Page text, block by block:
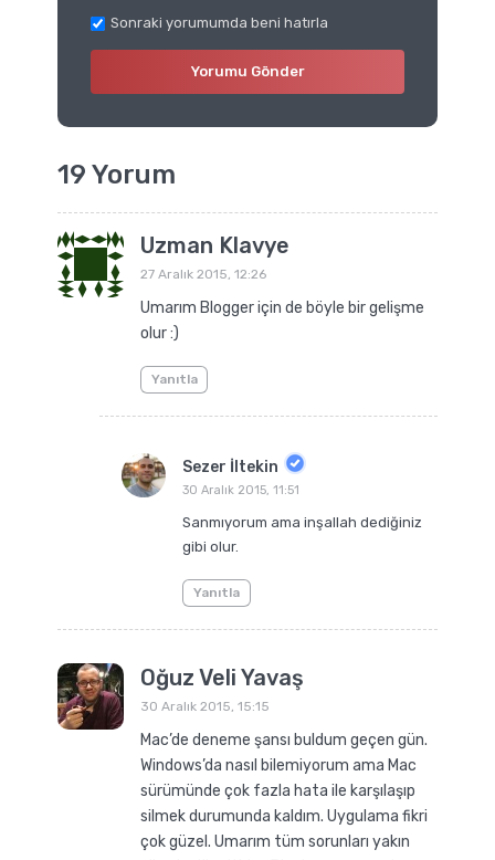
Sonraki yorumumda beni hatırla
19 Yorum
Uzman Klavye
27 Aralık 2015, 12:26
Umarım Blogger için de böyle bir gelişme
olur :)
Yanıtla
Sezer İltekin
30 Aralık 2015, 11:51
Sanmıyorum ama inşallah dediğiniz
gibi olur.
Yanıtla
Oğuz Veli Yavaş
30 Aralık 2015, 15:15
Mac’de deneme şansı buldum geçen gün.
Windows’da nasıl bilemiyorum ama Mac
sürümünde çok fazla hata ile karşılaşıp
silmek durumunda kaldım. Uygulama fikri
çok güzel. Umarım tüm sorunları yakın